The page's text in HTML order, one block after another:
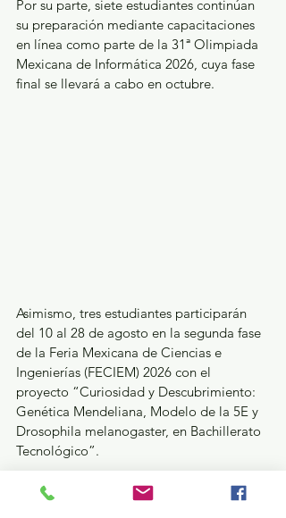
Por su parte, siete estudiantes continúan
su preparación mediante capacitaciones
en línea como parte de la 31ª Olimpiada
Mexicana de Informática 2026, cuya fase
final se llevará a cabo en octubre.
Asimismo, tres estudiantes participarán
del 10 al 28 de agosto en la segunda fase
de la Feria Mexicana de Ciencias e
Ingenierías (FECIEM) 2026 con el
proyecto “Curiosidad y Descubrimiento:
Genética Mendeliana, Modelo de la 5E y
Drosophila melanogaster, en Bachillerato
Tecnológico”.
Estos avances se suman a los resultados